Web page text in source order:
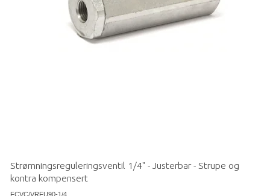
Strømningsreguleringsventil 1/4" - Justerbar - Strupe og
kontra kompensert
FCVC/VRFU90-1/4